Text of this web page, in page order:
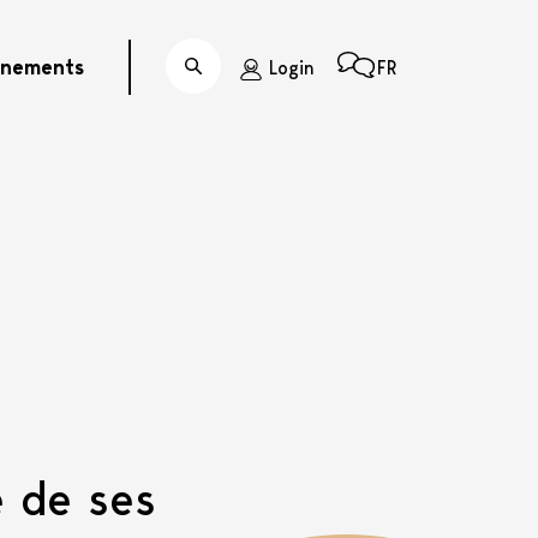
RechercheLogin FR
de ses